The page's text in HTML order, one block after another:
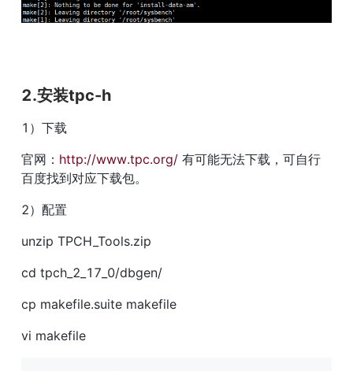
2.安装tpc-h
1）下载
官网： http://www.tpc.org/ 有可能无法下载，可自行
百度找到对应下载包。
2）配置
unzip TPCH_Tools.zip
cd tpch_2_17_0/dbgen/
cp makefile.suite makefile
vi makefile